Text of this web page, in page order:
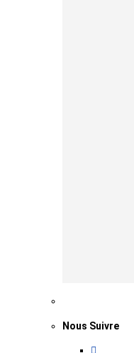
Nous Suivre